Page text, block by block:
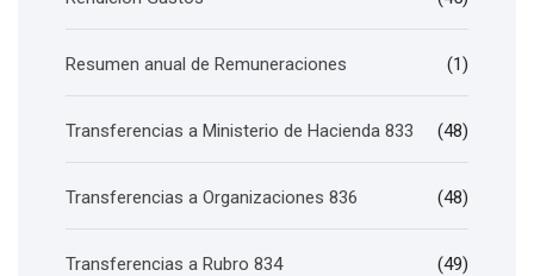
Resumen anual de Remuneraciones (1)
Transferencias a Ministerio de Hacienda 833 (48)
Transferencias a Organizaciones 836 (48)
Transferencias a Rubro 834 (49)